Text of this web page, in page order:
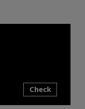
Check